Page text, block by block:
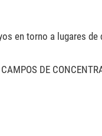
en torno a lugares
DE